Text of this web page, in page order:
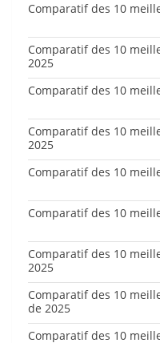
Comparatif des 10
Comparatif des 10
2025
Comparatif des 10
Comparatif des 10
2025
Comparatif des 10
Comparatif des 10
Comparatif des 10
2025
Comparatif des 10
de 2025
Comparatif des 10